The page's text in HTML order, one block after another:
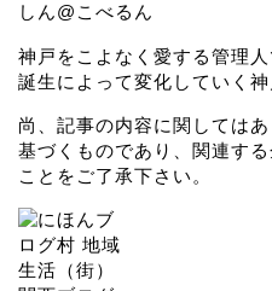
しん@こべるん
神戸をこよなく愛する管理
誕生によって変化していく
尚、記事の内容に関しては
基づくものであり、関連す
ことをご了承下さい。